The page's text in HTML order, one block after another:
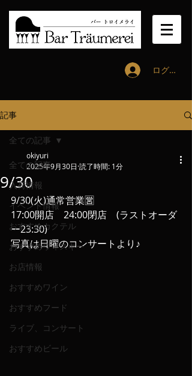
ログイン
記事
全ての記事
入荷情報
イベント情報
おすすめカクテル
おすすめウィスキー
お店情報
おすすめワイン
おすすめフード
ライブ、コンサート
おすすめビール
全ての記事
9/30
okiyuri
2025年9月30日 読了時間: 1分
9/30(火)通常営業🈺
17:00開店　24:00閉店　(ラストオーダ
ー23:30)
写真は日曜のコンサートより♪